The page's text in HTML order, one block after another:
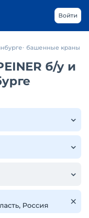
Войти
башенные краны
б/у и